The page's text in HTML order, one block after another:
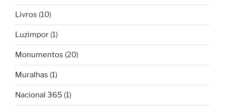
Livros (10)
Luzimpor (1)
Monumentos (20)
Muralhas (1)
Nacional 365 (1)